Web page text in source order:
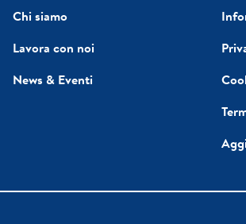
Chi siamo
Lavora con noi
News & Eventi